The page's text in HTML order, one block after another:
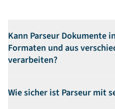
Kann Parseur Dokumente
Formaten und aus
verarbeiten?
Wie sicher ist Parseur mit